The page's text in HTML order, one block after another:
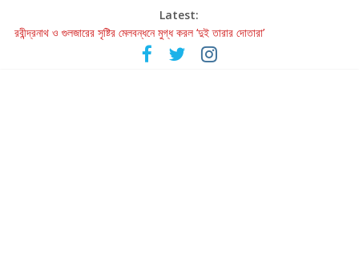
Latest:
রবীন্দ্রনাথ ও গুলজারের সৃষ্টির মেলবন্ধনে মুগ্ধ করল ‘দুই তারার দোতারা’
কলের গান থেকে রীলস্ — বাঙালির গান শোনার বিবর্তনের গল্প
জগন্নাথমঙ্গলম্ — বাংলায় প্রথমবার মঞ্চে এবার রথযাত্রার উদযাপন